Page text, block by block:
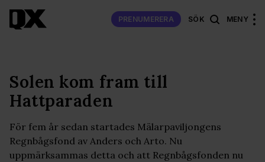
PRENUMERERA SÖK MENY
Solen kom fram till
Hattparaden
För fem år sedan startades Mälarpaviljongens
Regnbågsfond av Anders och Arto. Nu
uppmärksammas detta och att Regnbågsfonden nu